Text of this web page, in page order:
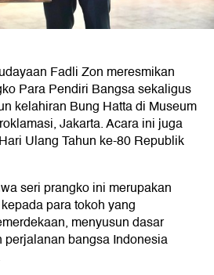
Fadli Zon meresmikan
Para Pendiri Bangsa sekaligus
kelahiran Bung Hatta di Museum
Jakarta. Acara ini juga
Ulang Tahun ke-80 Republik
seri prangko ini merupakan
para tokoh yang
menyusun dasar
perjalanan bangsa Indonesia